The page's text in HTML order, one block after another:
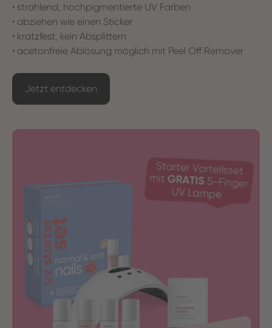
• strahlend, hochpigmentierte UV Farben
• abziehen wie einen Sticker
• kratzfest, kein Absplittern
• acetonfreie Ablösung möglich mit Peel Off Remover
Jetzt entdecken